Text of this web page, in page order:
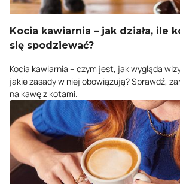
Kocia kawiarnia – jak działa, ile
się spodziewać?
Kocia kawiarnia – czym jest, jak wygląda
jakie zasady w niej obowiązują? Sprawdź,
na kawę z kotami.